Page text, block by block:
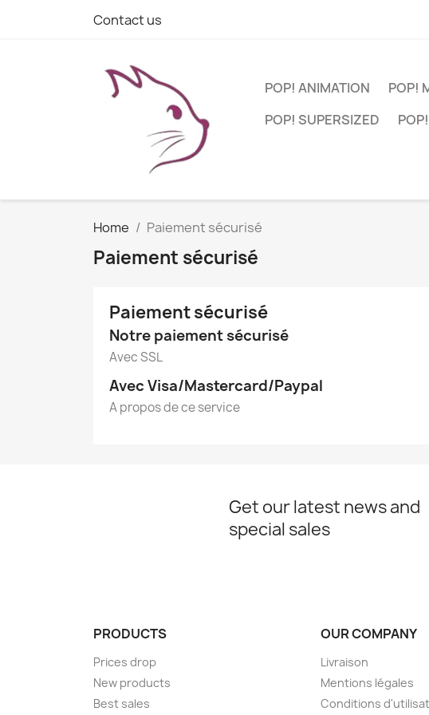
Contact us
POP! ANIMATION POP!
POP! SUPERSIZED
Home Paiement sécurisé
Paiement sécurisé
Paiement sécurisé
Notre paiement sécurisé
Avec SSL
Avec Visa/Mastercard/Paypal
A propos de ce service
Get our latest news and
special sales
PRODUCTS
Prices drop
New products
Best sales
OUR COMPANY
Livraison
Mentions légales
Conditions